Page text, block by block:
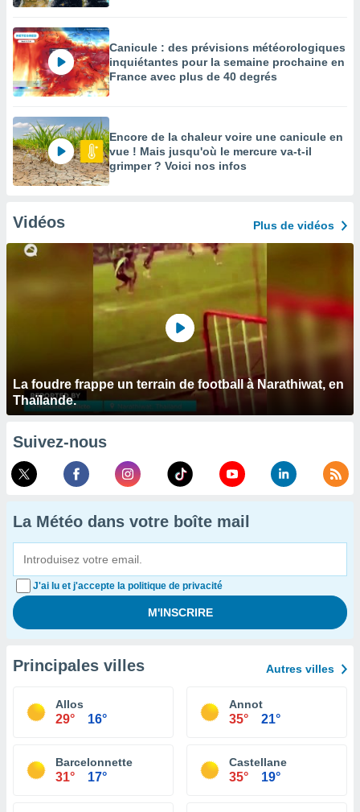
Canicule : des prévisions météorologiques
inquiétantes pour la semaine prochaine en
France avec plus de 40 degrés
Encore de la chaleur voire une canicule en
vue ! Mais jusqu'où le mercure va-t-il
grimper ? Voici nos infos
Vidéos Plus de vidéos
La foudre frappe un terrain de football à Narathiwat, en
Thaïlande.
Suivez-nous
La Météo dans votre boîte mail
J'ai lu et j'accepte la politique de privacité
Principales villes Autres villes
Allos
29° 16°
Annot
35° 21°
Barcelonnette
31° 17°
Castellane
35° 19°